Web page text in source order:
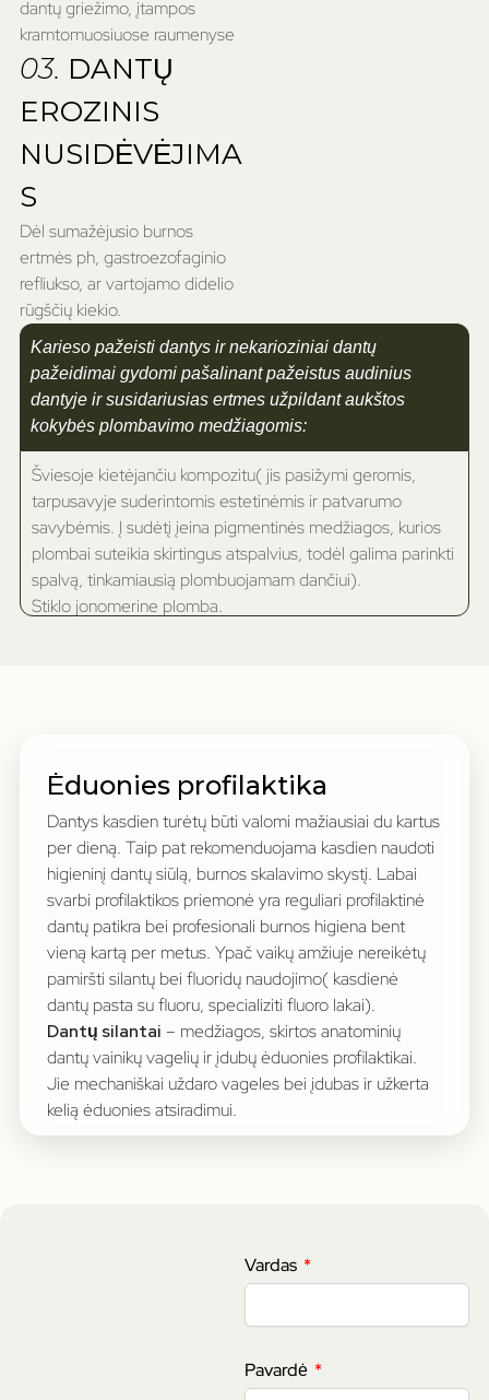
dantų griežimo, įtampos
kramtomuosiuose raumenyse
03. DANTŲ
EROZINIS
NUSIDĖVĖJIMA
S
Dėl sumažėjusio burnos
ertmės ph, gastroezofaginio
refliukso, ar vartojamo didelio
rūgščių kiekio.
Karieso pažeisti dantys ir nekarioziniai dantų
pažeidimai gydomi pašalinant pažeistus audinius
dantyje ir susidariusias ertmes užpildant aukštos
kokybės plombavimo medžiagomis:
Šviesoje kietėjančiu kompozitu( jis pasižymi geromis,
tarpusavyje suderintomis estetinėmis ir patvarumo
savybėmis. Į sudėtį įeina pigmentinės medžiagos, kurios
plombai suteikia skirtingus atspalvius, todėl galima parinkti
spalvą, tinkamiausią plombuojamam dančiui).
Stiklo jonomerine plomba.
Ėduonies profilaktika
Dantys kasdien turėtų būti valomi mažiausiai du kartus
per dieną. Taip pat rekomenduojama kasdien naudoti
higieninį dantų siūlą, burnos skalavimo skystį. Labai
svarbi profilaktikos priemonė yra reguliari profilaktinė
dantų patikra bei profesionali burnos higiena bent
vieną kartą per metus. Ypač vaikų amžiuje nereikėtų
pamiršti silantų bei fluoridų naudojimo( kasdienė
dantų pasta su fluoru, specializiti fluoro lakai).
Dantų silantai – medžiagos, skirtos anatominių
dantų vainikų vagelių ir įdubų ėduonies profilaktikai.
Jie mechaniškai uždaro vageles bei įdubas ir užkerta
kelią ėduonies atsiradimui.
Vardas
Pavardė